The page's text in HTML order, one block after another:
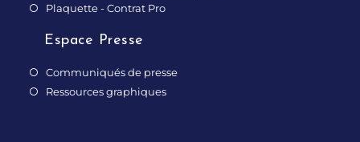
Plaquette - Contrat Pro
Espace Presse
Communiqués de presse
Ressources graphiques